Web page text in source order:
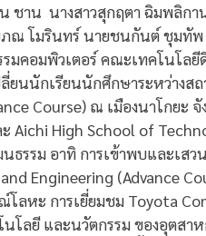
ชาน นางสาวสุกฤตา ฉิมพลิก
ภณ โมรินทร์ นายชนกันต์ ชุม
มคอมพิวเตอร์ คณะเทคโนโล
ยนนักเรียนนักศึกษาระหว่าง
Course) ณ เมืองนาโกยะ
High School of
ธรรม อาทิ การเข้าพบและเส
Engineering (Advance
ลหะ การเยี่ยมชม Toyota
ลยี และนวัตกรรม ของอุตสา